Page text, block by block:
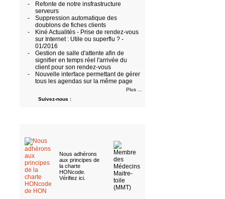
-
Refonte de notre insfrastructure
serveurs
-
Suppression automatique des
doublons de fiches clients
-
Kiné Actualités - Prise de rendez-vous
sur Internet : Utile ou superflu ? -
01/2016
-
Gestion de salle d'attente afin de
signifier en temps réel l'arrivée du
client pour son rendez-vous
-
Nouvelle interface permettant de gérer
tous les agendas sur la même page
Plus ...
Suivez-nous :
Nous adhérons
aux principes de
la charte
HONcode.
Vérifiez ici.